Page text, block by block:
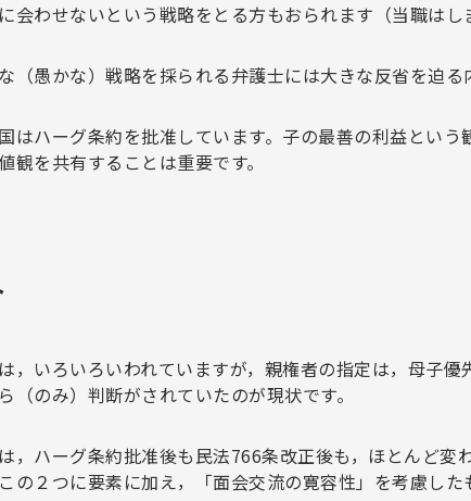
会わせないという戦略をとる方もおられます（当職はし
（愚かな）戦略を採られる弁護士には大きな反省を迫る
はハーグ条約を批准しています。子の最善の利益とい
観を共有することは重要です。
，いろいろいわれていますが，親権者の指定は，母子
（のみ）判断がされていたのが現状です。
，ハーグ条約批准後も民法766条改正後も，ほとんど
の２つに要素に加え，「面会交流の寛容性」を考慮した